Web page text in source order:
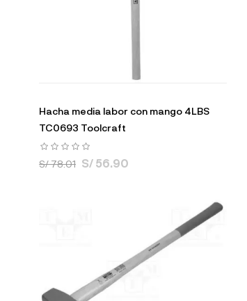
Hacha media labor con mango 4LBS
TC0693 Toolcraft
S/ 78.01 S/ 56.90